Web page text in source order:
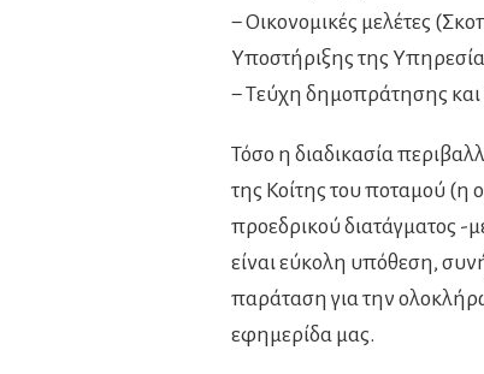
− Οικονομικές μελέτες
Υποστήριξης της
− Τεύχη δημοπράτησης
Τόσο η διαδικασία
της Κοίτης του ποταμού (η
προεδρικού διατάγματος -
είναι εύκολη υπόθεση,
παράταση για την
εφημερίδα μας.